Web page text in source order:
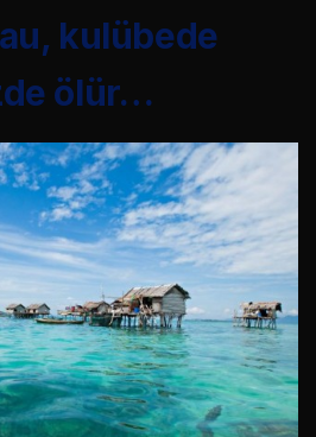
kulübede
ölür…